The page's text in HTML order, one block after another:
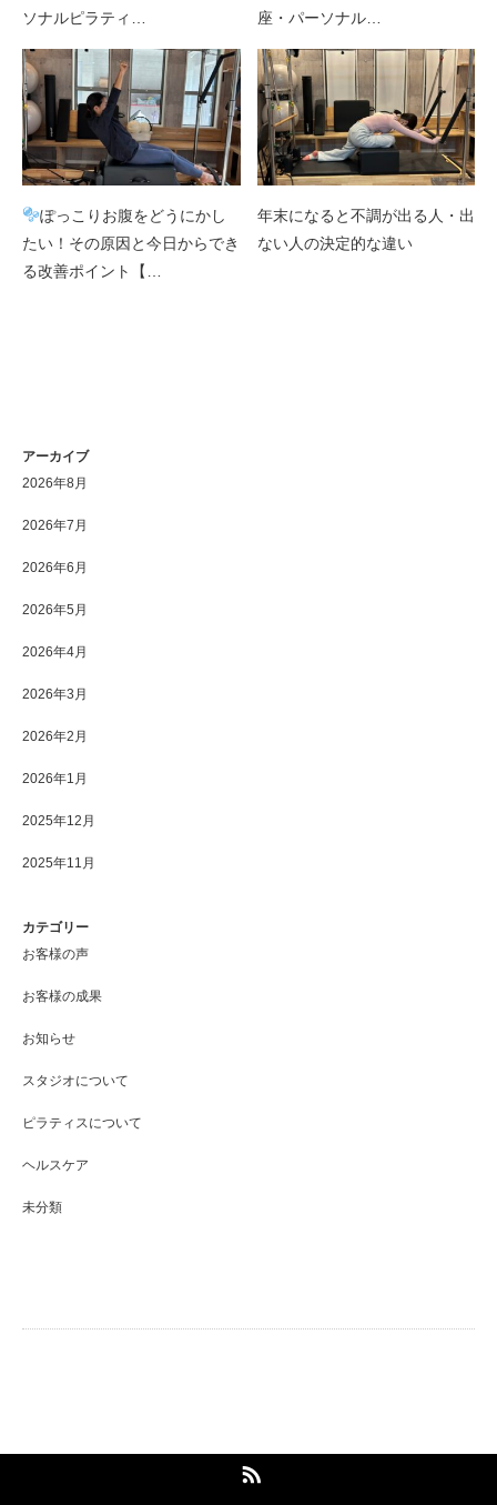
ソナルピラティ…
座・パーソナル…
ぽっこりお腹をどうにかし
たい！その原因と今日からでき
る改善ポイント【…
年末になると不調が出る人・出
ない人の決定的な違い
アーカイブ
2026年8月
2026年7月
2026年6月
2026年5月
2026年4月
2026年3月
2026年2月
2026年1月
2025年12月
2025年11月
カテゴリー
お客様の声
お客様の成果
お知らせ
スタジオについて
ピラティスについて
ヘルスケア
未分類